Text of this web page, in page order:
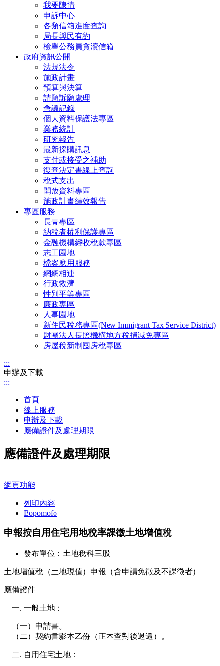
我要陳情
申訴中心
各類信箱進度查詢
局長與民有約
檢舉公務員貪瀆信箱
政府資訊公開
法規法令
施政計畫
預算與決算
請願訴願處理
會議記錄
個人資料保護法專區
業務統計
研究報告
最新採購訊息
支付或接受之補助
復查決定書線上查詢
稅式支出
開放資料專區
施政計畫績效報告
專區服務
長青專區
納稅者權利保護專區
金融機構經收稅款專區
志工園地
檔案應用服務
網網相連
行政救濟
性別平等專區
廉政專區
人事園地
新住民稅務專區(New Immigrant Tax Service District)
財團法人長照機構地方稅捐減免專區
房屋稅新制囤房稅專區
:::
申辦及下載
:::
首頁
線上服務
申辦及下載
應備證件及處理期限
應備證件及處理期限
網頁功能
列印內容
Bopomofo
申報按自用住宅用地稅率課徵土地增值稅
發布單位：土地稅科三股
土地增值稅（土地現值）申報（含申請免徵及不課徵者）
應備證件
一般土地：
（一）申請書。
（二）契約書影本乙份（正本查對後退還）。
自用住宅土地：